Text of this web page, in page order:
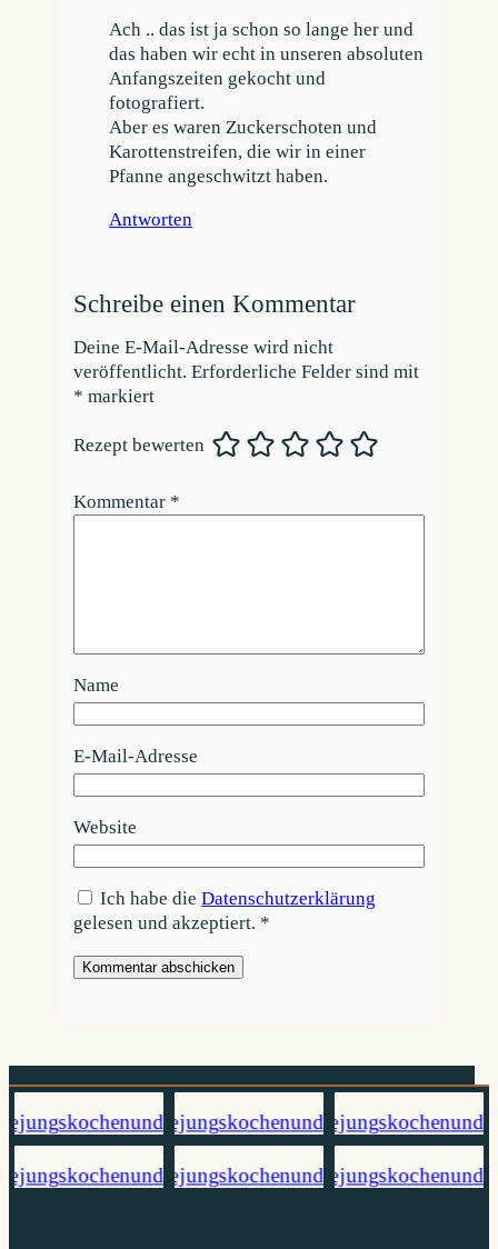
Ach .. das ist ja schon so lange her und
das haben wir echt in unseren absoluten
Anfangszeiten gekocht und
fotografiert.
Aber es waren Zuckerschoten und
Karottenstreifen, die wir in einer
Pfanne angeschwitzt haben.
Antworten
Schreibe einen Kommentar
Deine E-Mail-Adresse wird nicht
veröffentlicht. Erforderliche Felder sind mit
* markiert
Rezept bewerten
Kommentar *
Name
E-Mail-Adresse
Website
Ich habe dieDatenschutzerklärung
gelesen und akzeptiert. *